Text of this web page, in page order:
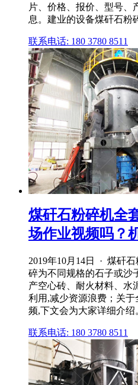
片、价格、报价、型号、
息。建业的设备煤矸石粉
联系电话: 180 3780 8511
煤矸石粉碎机全
场作业视频吗？
2019年10月14日 · 煤矸
碎为不同规格的石子或沙
产空心砖、耐火材料、水
利用,减少资源浪费；关
频,下文会为大家详细介绍
联系电话: 180 3780 8511